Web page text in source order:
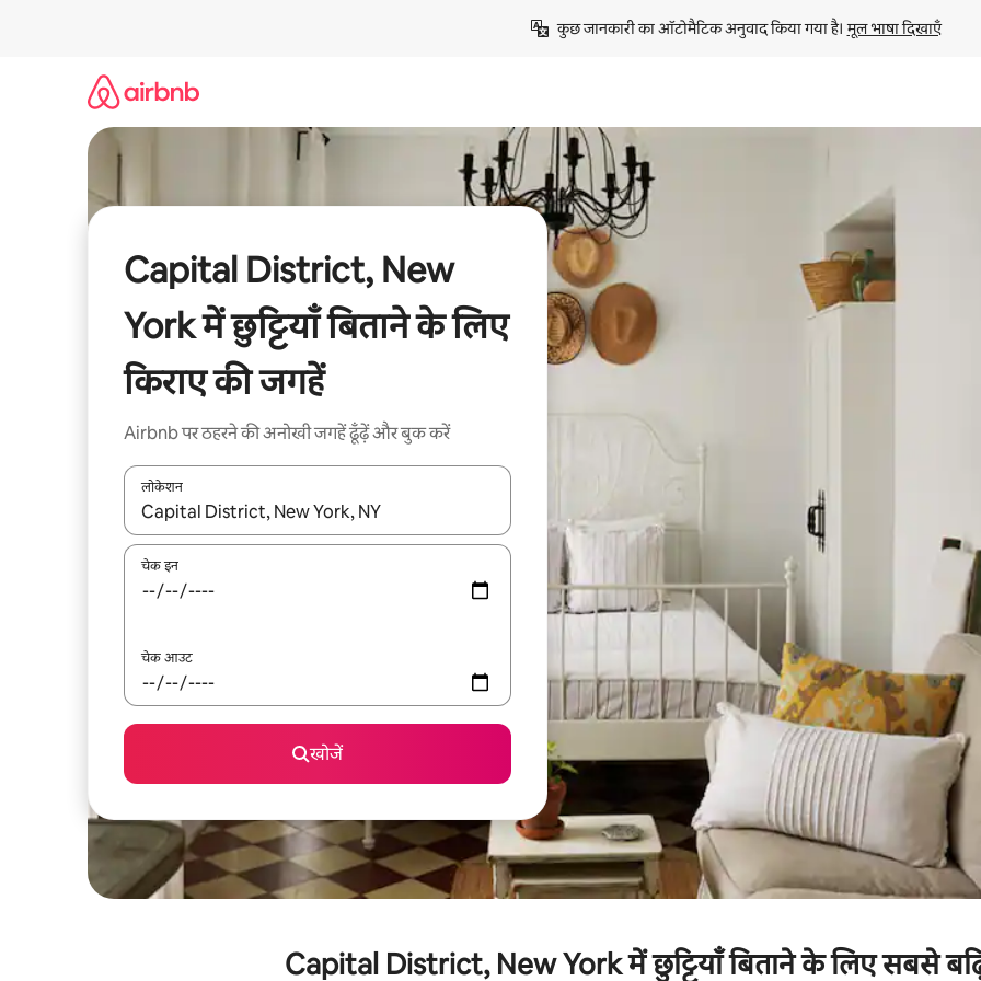
कुछ जानकारी का ऑटोमैटिक अनुवाद किया गया है। मूल भाषा दिखाएँ
Capital District, New
York में छुट्टियाँ बिताने के लिए
किराए की जगहें
Airbnb पर ठहरने की अनोखी जगहें ढूँढ़ें और बुक करें
लोकेशन
नतीजों के उपलब्ध होने पर, अप और डाउन 'ऐरो की' का इस्तेमाल करके नेविगेट करें या टच या फिर स्वाइप जेस्चर का इस्तेमाल करके एक्सप्लोर करें।
चेक इन
चेक आउट
खोजें
Capital District, New York में छुट्टियाँ बिताने के लिए सबसे